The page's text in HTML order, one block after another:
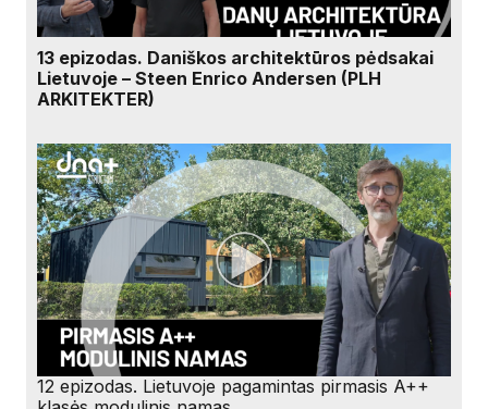
13 epizodas. Daniškos architektūros pėdsakai
Lietuvoje – Steen Enrico Andersen (PLH
ARKITEKTER)
12 epizodas. Lietuvoje pagamintas pirmasis A++